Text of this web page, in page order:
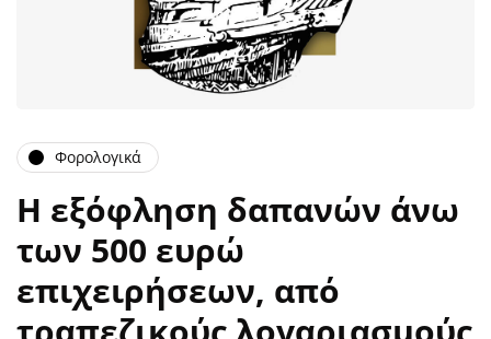
Φορολογικά
Η εξόφληση δαπανών άνω
των 500 ευρώ
επιχειρήσεων, από